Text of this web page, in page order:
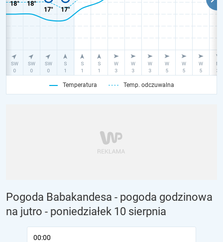
Temperatura Temp. odczuwalna
Pogoda Babakandesa - pogoda godzinowa
na jutro - poniedziałek 10 sierpnia
00:00